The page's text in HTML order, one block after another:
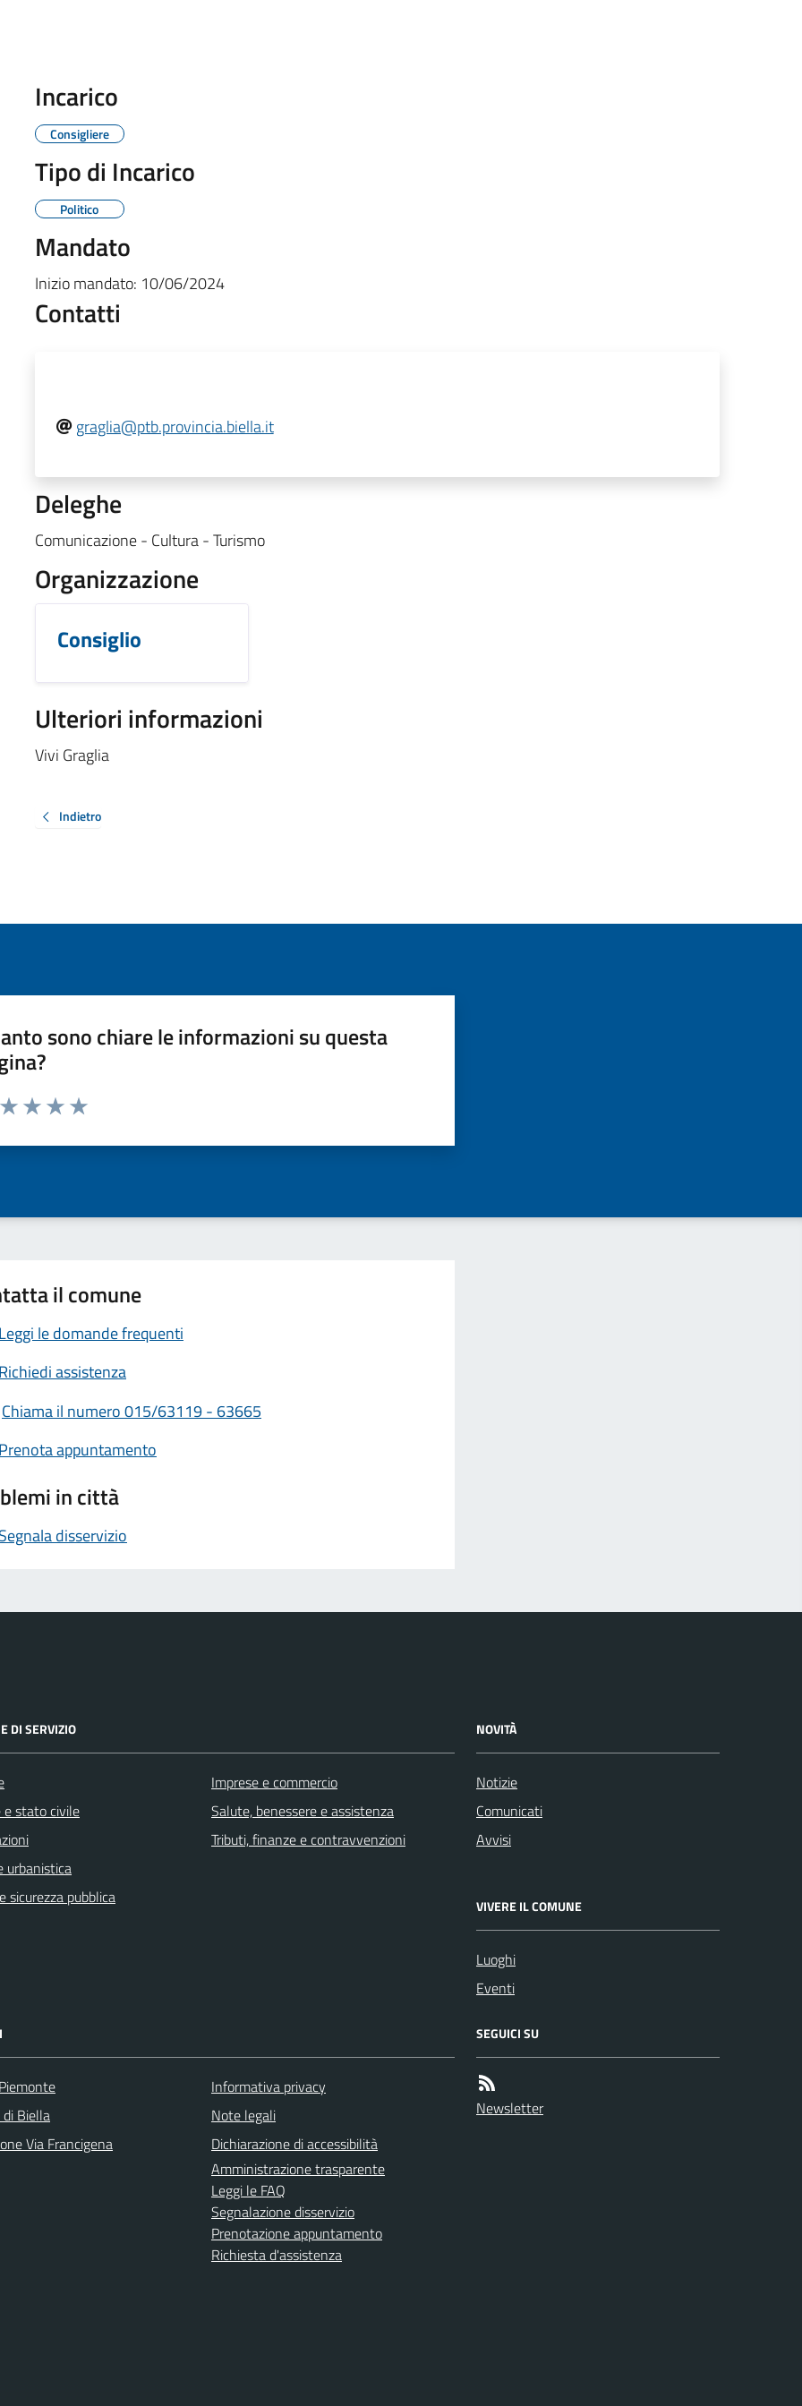
Incarico
Consigliere
Tipo di Incarico
Politico
Mandato
Inizio mandato: 10/06/2024
Contatti
graglia@ptb.provincia.biella.it
Deleghe
Comunicazione - Cultura - Turismo
Organizzazione
Consiglio
Ulteriori informazioni
Vivi Graglia
Indietro
sono chiare le informazioni su questa
da 1 a 5 stelle la pagina
il comune
Leggi le domande frequenti
Richiedi assistenza
Chiama il numero 015/63119 - 63665
Prenota appuntamento
in città
Segnala disservizio
DI SERVIZIO
e stato civile
urbanistica
sicurezza pubblica
Imprese e commercio
Salute, benessere e assistenza
Tributi, finanze e contravvenzioni
NOVITÀ
Notizie
Comunicati
Avvisi
VIVERE IL COMUNE
Luoghi
Eventi
Biella
Via Francigena
Informativa privacy
Note legali
Dichiarazione di accessibilità
Amministrazione trasparente
Leggi le FAQ
Segnalazione disservizio
Prenotazione appuntamento
Richiesta d'assistenza
SEGUICI SU
Newsletter